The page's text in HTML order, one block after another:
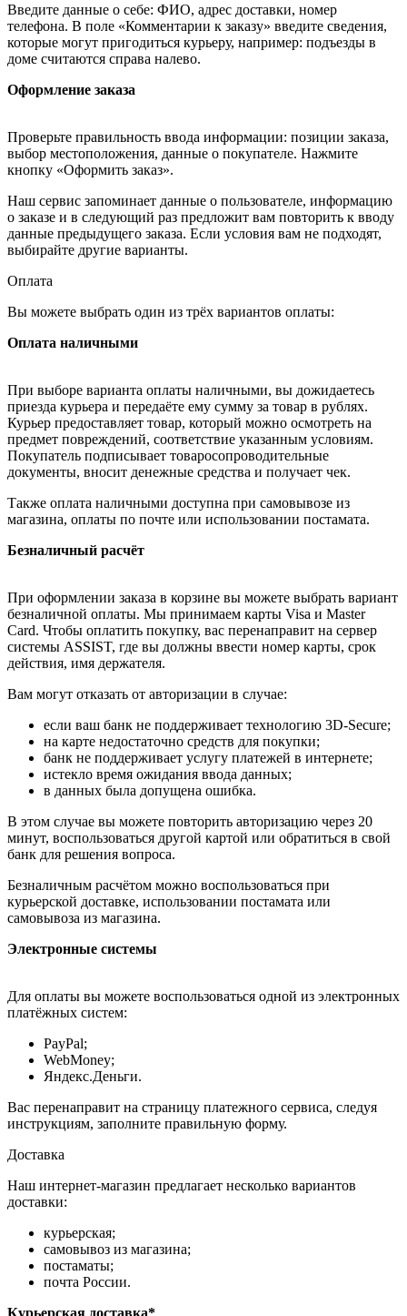
Введите данные о себе: ФИО, адрес доставки, номер
телефона. В поле «Комментарии к заказу» введите сведения,
которые могут пригодиться курьеру, например: подъезды в
доме считаются справа налево.
Оформление заказа
Проверьте правильность ввода информации: позиции заказа,
выбор местоположения, данные о покупателе. Нажмите
кнопку «Оформить заказ».
Наш сервис запоминает данные о пользователе, информацию
о заказе и в следующий раз предложит вам повторить к вводу
данные предыдущего заказа. Если условия вам не подходят,
выбирайте другие варианты.
Оплата
Вы можете выбрать один из трёх вариантов оплаты:
Оплата наличными
При выборе варианта оплаты наличными, вы дожидаетесь
приезда курьера и передаёте ему сумму за товар в рублях.
Курьер предоставляет товар, который можно осмотреть на
предмет повреждений, соответствие указанным условиям.
Покупатель подписывает товаросопроводительные
документы, вносит денежные средства и получает чек.
Также оплата наличными доступна при самовывозе из
магазина, оплаты по почте или использовании постамата.
Безналичный расчёт
При оформлении заказа в корзине вы можете выбрать вариант
безналичной оплаты. Мы принимаем карты Visa и Master
Card. Чтобы оплатить покупку, вас перенаправит на сервер
системы ASSIST, где вы должны ввести номер карты, срок
действия, имя держателя.
Вам могут отказать от авторизации в случае:
если ваш банк не поддерживает технологию 3D-Secure;
на карте недостаточно средств для покупки;
банк не поддерживает услугу платежей в интернете;
истекло время ожидания ввода данных;
в данных была допущена ошибка.
В этом случае вы можете повторить авторизацию через 20
минут, воспользоваться другой картой или обратиться в свой
банк для решения вопроса.
Безналичным расчётом можно воспользоваться при
курьерской доставке, использовании постамата или
самовывоза из магазина.
Электронные системы
Для оплаты вы можете воспользоваться одной из электронных
платёжных систем:
PayPal;
WebMoney;
Яндекс.Деньги.
Вас перенаправит на страницу платежного сервиса, следуя
инструкциям, заполните правильную форму.
Доставка
Наш интернет-магазин предлагает несколько вариантов
доставки:
курьерская;
самовывоз из магазина;
постаматы;
почта России.
Курьерская доставка*